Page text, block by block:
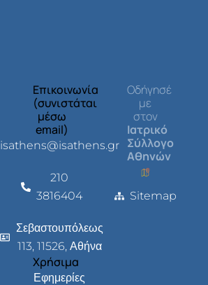
Επικοινωνία
(συνιστάται
μέσω
email)
isathens@isathens.gr
210
3816404
Σεβαστουπόλεως
113, 11526, Αθήνα
Χρήσιμα
Εφημερίες
Οδήγησέ
με
στον
Ιατρικό
Σύλλογο
Αθηνών
Sitemap